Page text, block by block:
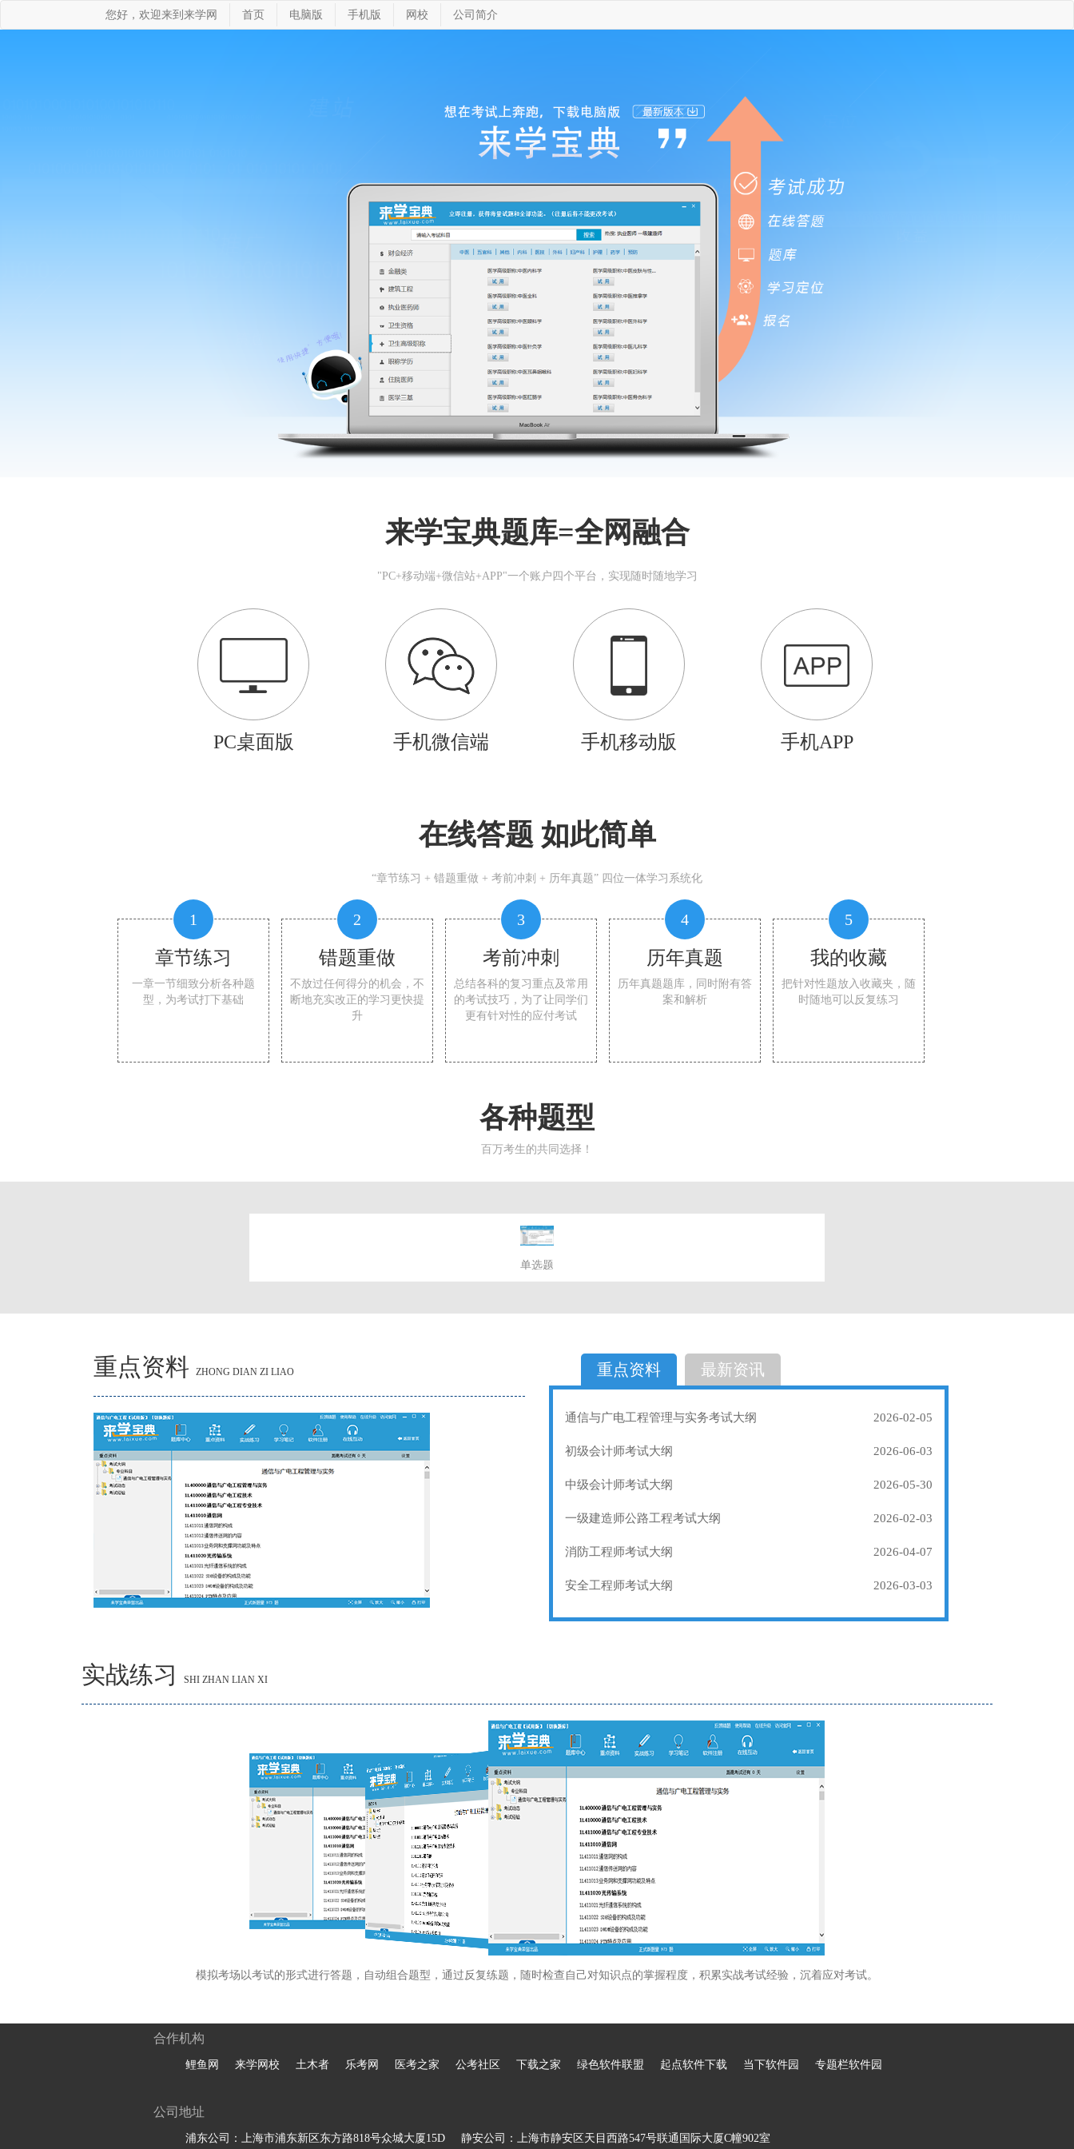
您好，欢迎来到来学网 首页 电脑版 手机版 网校 公司简介
来学宝典题库=全网融合
"PC+移动端+微信站+APP"一个账户四个平台，实现随时随地学习
PC桌面版 手机微信端 手机移动版 手机APP
在线答题 如此简单
“章节练习 + 错题重做 + 考前冲刺 + 历年真题” 四位一体学习系统化
1
章节练习
一章一节细致分析各种题
型，为考试打下基础
2
错题重做
不放过任何得分的机会，不
断地充实改正的学习更快提
升
3
考前冲刺
总结各科的复习重点及常用
的考试技巧，为了让同学们
更有针对性的应付考试
4
历年真题
历年真题题库，同时附有答
案和解析
5
我的收藏
把针对性题放入收藏夹，随
时随地可以反复练习
各种题型
百万考生的共同选择！
单选题
选择题
重点资料 ZHONG DIAN ZI LIAO 重点资料 最新资讯
通信与广电工程管理与实务考试大纲 2026-02-05
初级会计师考试大纲 2026-06-03
中级会计师考试大纲 2026-05-30
一级建造师公路工程考试大纲 2026-02-03
消防工程师考试大纲 2026-04-07
安全工程师考试大纲 2026-03-03
实战练习 SHI ZHAN LIAN XI
模拟考场以考试的形式进行答题，自动组合题型，通过反复练题，随时检查自己对知识点的掌握程度，积累实战考试经验，沉着应对考试。
合作机构
鲤鱼网 来学网校 土木者 乐考网 医考之家 公考社区 下载之家 绿色软件联盟 起点软件下载 当下软件园 专题栏软件园
公司地址
浦东公司：上海市浦东新区东方路818号众城大厦15D 静安公司：上海市静安区天目西路547号联通国际大厦C幢902室